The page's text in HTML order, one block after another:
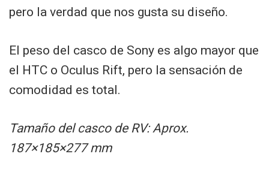
pero la verdad que nos gusta su diseño.
El peso del casco de Sony es algo mayor que
el HTC o Oculus Rift, pero la sensación de
comodidad es total.
Tamaño del casco de RV: Aprox.
187×185×277 mm